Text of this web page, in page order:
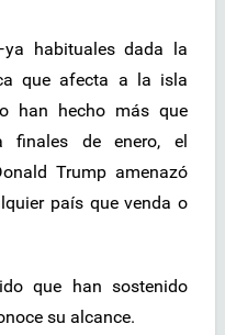
habituales dada la
que afecta a la isla
han hecho más que
finales de enero, el
Trump amenazó
país que venda o
que han sostenido
su alcance.